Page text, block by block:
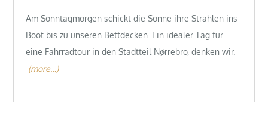
Am Sonntagmorgen schickt die Sonne ihre Strahlen ins
Boot bis zu unseren Bettdecken. Ein idealer Tag für
eine Fahrradtour in den Stadtteil Nørrebro, denken wir.
(more…)